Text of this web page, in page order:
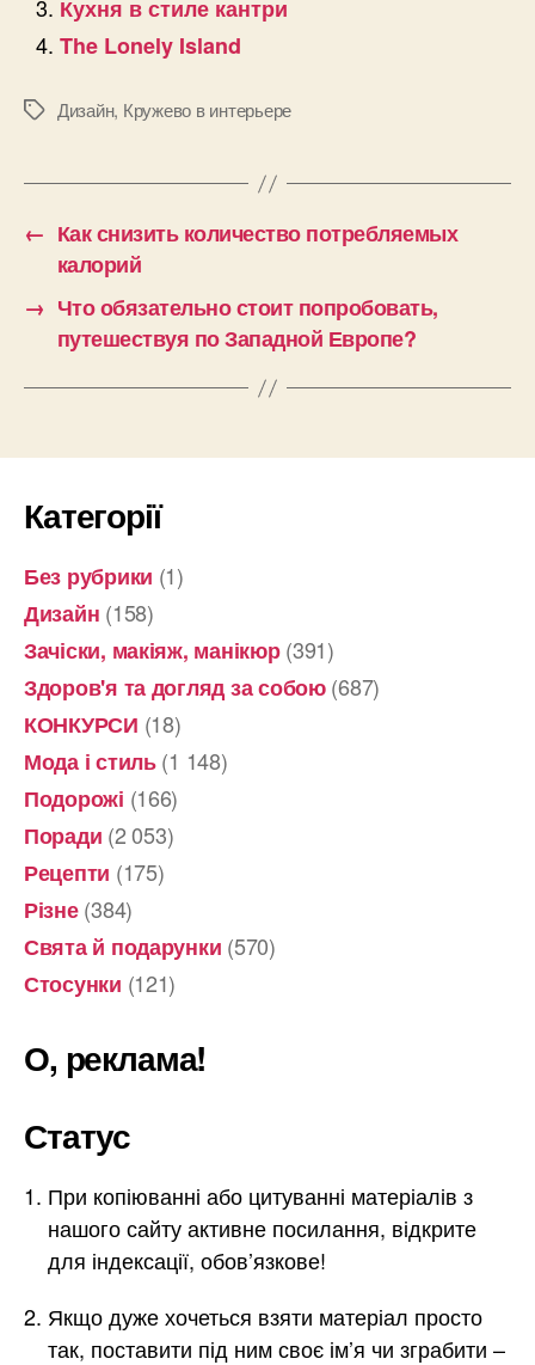
Кухня в стиле кантри
The Lonely Island
Позначки
Дизайн, Кружево в интерьере
← Как снизить количество потребляемых
калорий
→ Что обязательно стоит попробовать,
путешествуя по Западной Европе?
Категорії
Без рубрики (1)
Дизайн (158)
Зачіски, макіяж, манікюр(391)
Здоров'я та догляд за собою(687)
КОНКУРСИ (18)
Мода і стиль(1 148)
Подорожі (166)
Поради (2 053)
Рецепти (175)
Різне(384)
Свята й подарунки (570)
Стосунки (121)
О, реклама!
Статус
При копіюванні або цитуванні матеріалів з
нашого сайту активне посилання, відкрите
для індексації, обов’язкове!
Якщо дуже хочеться взяти матеріал просто
так, поставити під ним своє ім’я чи зграбити –